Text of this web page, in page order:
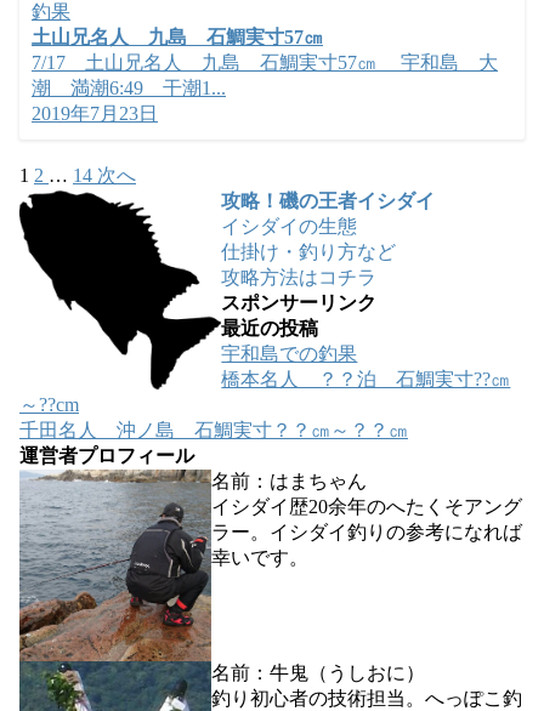
釣果
土山兄名人 九島 石鯛実寸57㎝
7/17 土山兄名人 九島 石鯛実寸57㎝ 宇和島 大
潮 満潮6:49 干潮1...
2019年7月23日
1 2 … 14 次へ
攻略！磯の王者イシダイ
イシダイの生態
仕掛け・釣り方など
攻略方法はコチラ
スポンサーリンク
最近の投稿
宇和島での釣果
橋本名人 ？？泊 石鯛実寸??㎝
～??cm
千田名人 沖ノ島 石鯛実寸？？㎝～？？㎝
運営者プロフィール
名前：はまちゃん
イシダイ歴20余年のへたくそアング
ラー。イシダイ釣りの参考になれば
幸いです。
名前：牛鬼（うしおに）
釣り初心者の技術担当。へっぽこ釣